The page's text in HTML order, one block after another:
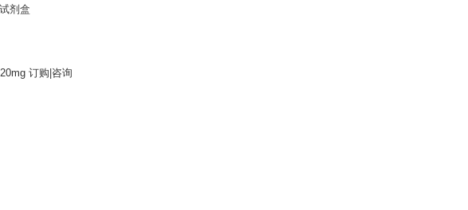
剂盒
订购|咨询